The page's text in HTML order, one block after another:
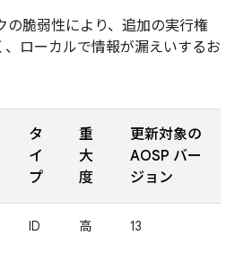
の脆弱性により、追加の実行権
、ローカルで情報が漏えいするお
タ
イ
プ
重
大
度
更新対象の
AOSP バー
ジョン
ID 高 13